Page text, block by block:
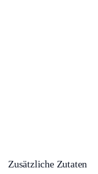
Zusätzliche Zutaten